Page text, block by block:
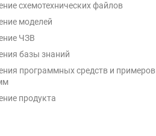
схемотехнических файлов
моделей
ЧЗВ
базы знаний
программных средств и примеров
продукта